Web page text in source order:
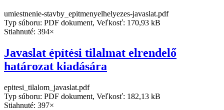
umiestnenie-stavby_epitmenyelhelyezes-javaslat.pdf
Typ súboru: PDF dokument, Veľkosť: 170,93 kB
Stiahnuté: 394×
Javaslat építési tilalmat elrendelő
határozat kiadására
epitesi_tilalom_javaslat.pdf
Typ súboru: PDF dokument, Veľkosť: 182,13 kB
Stiahnuté: 397×